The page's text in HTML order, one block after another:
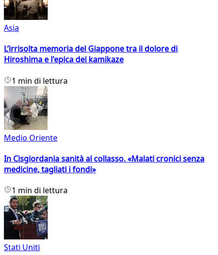
Asia
L’irrisolta memoria del Giappone tra il dolore di
Hiroshima e l'epica dei kamikaze
1 min di lettura
Medio Oriente
In Cisgiordania sanità al collasso. «Malati cronici senza
medicine, tagliati i fondi»
1 min di lettura
Stati Uniti